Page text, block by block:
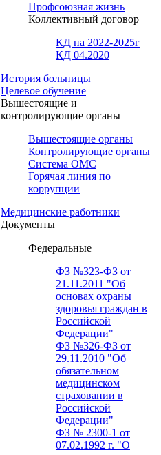
Профсоюзная жизнь
Коллективный договор
КД на 2022-2025г
КД 04.2020
История больницы
Целевое обучение
Вышестоящие и
контролирующие органы
Вышестоящие органы
Контролирующие органы
Система ОМС
Горячая линия по
коррупции
Медицинские работники
Документы
Федеральные
ФЗ №323-ФЗ от
21.11.2011 "Об
основах охраны
здоровья граждан в
Российской
Федерации"
ФЗ №326-ФЗ от
29.11.2010 "Об
обязательном
медицинском
страховании в
Российской
Федерации"
ФЗ № 2300-1 от
07.02.1992 г. "О